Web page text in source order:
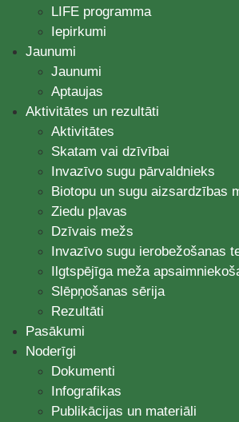
LIFE programma
Iepirkumi
Jaunumi
Jaunumi
Aptaujas
Aktivitātes un rezultāti
Aktivitātes
Skatam vai dzīvībai
Invazīvo sugu pārvaldnieks
Biotopu un sugu aizsardzības
Ziedu pļavas
Dzīvais mežs
Invazīvo sugu ierobežošanas
Ilgtspējīga meža
Slēpņošanas sērija
Rezultāti
Pasākumi
Noderīgi
Dokumenti
Infografikas
Publikācijas un materiāli